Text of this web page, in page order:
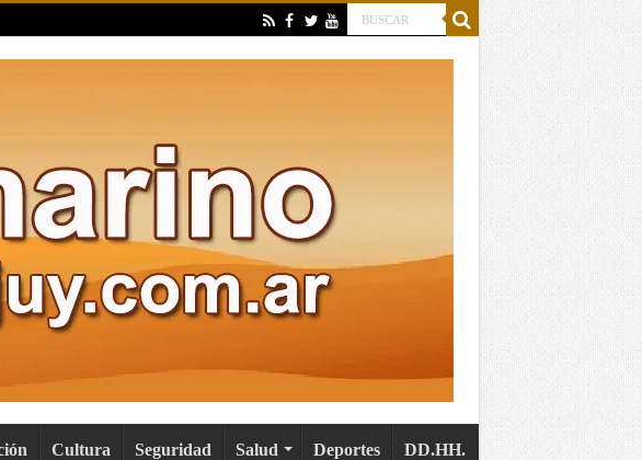
Cultura Seguridad Salud Deportes DD.HH.